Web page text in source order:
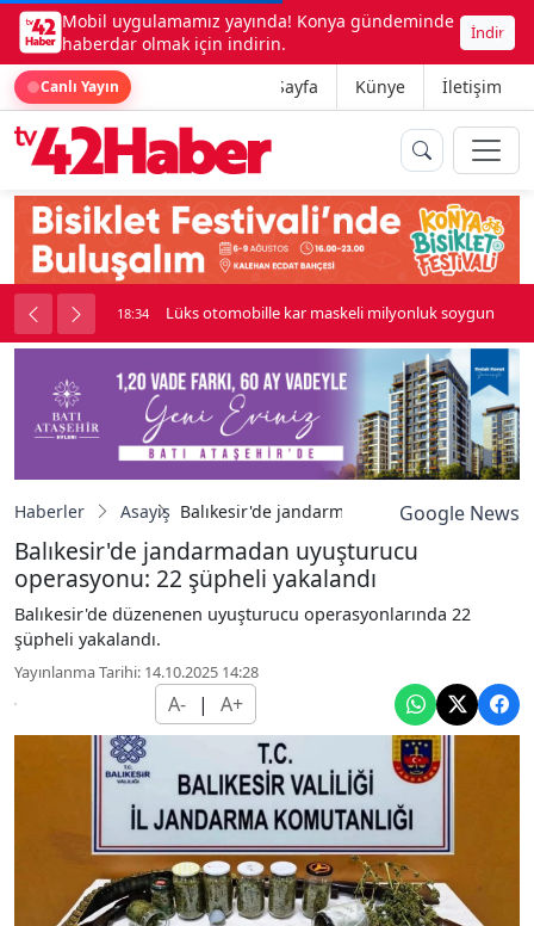
Mobil uygulamamız yayında! Konya gündeminde
haberdar olmak için indirin.
İndir
Canlı Yayın Ana Sayfa Künye İletişim
kavga çıktı 18:34 Lüks otomobille kar maskeli milyonluk soygun
Haberler Asayiş Balıkesir'de jandarmadan uyuşturucu
Google News
Balıkesir'de jandarmadan uyuşturucu
operasyonu: 22 şüpheli yakalandı
Balıkesir'de düzenenen uyuşturucu operasyonlarında 22
şüpheli yakalandı.
Yayınlanma Tarihi: 14.10.2025 14:28
A- | A+